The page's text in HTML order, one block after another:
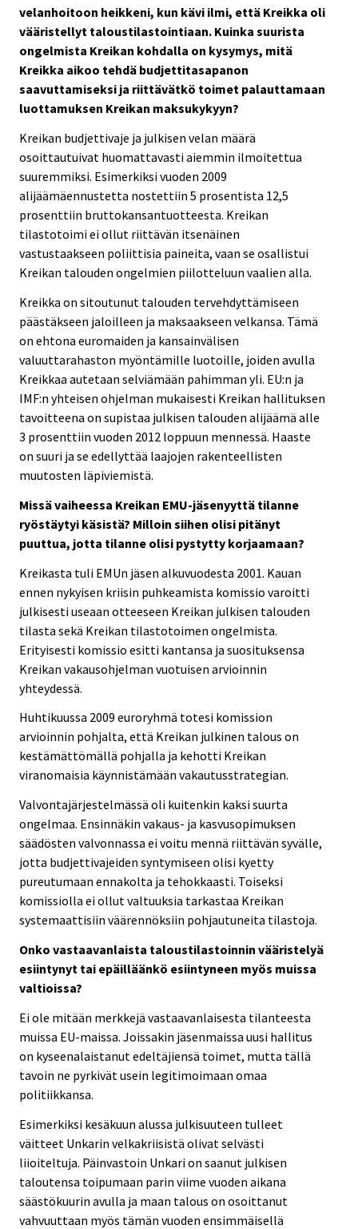
velanhoitoon heikkeni, kun kävi ilmi, että Kreikka oli
vääristellyt taloustilastointiaan. Kuinka suurista
ongelmista Kreikan kohdalla on kysymys, mitä
Kreikka aikoo tehdä budjettitasapanon
saavuttamiseksi ja riittävätkö toimet palauttamaan
luottamuksen Kreikan maksukykyyn?
Kreikan budjettivaje ja julkisen velan määrä
osoittautuivat huomattavasti aiemmin ilmoitettua
suuremmiksi. Esimerkiksi vuoden 2009
alijäämäennustetta nostettiin 5 prosentista 12,5
prosenttiin bruttokansantuotteesta. Kreikan
tilastotoimi ei ollut riittävän itsenäinen
vastustaakseen poliittisia paineita, vaan se osallistui
Kreikan talouden ongelmien piilotteluun vaalien alla.
Kreikka on sitoutunut talouden tervehdyttämiseen
päästäkseen jaloilleen ja maksaakseen velkansa. Tämä
on ehtona euromaiden ja kansainvälisen
valuuttarahaston myöntämille luotoille, joiden avulla
Kreikkaa autetaan selviämään pahimman yli. EU:n ja
IMF:n yhteisen ohjelman mukaisesti Kreikan hallituksen
tavoitteena on supistaa julkisen talouden alijäämä alle
3 prosenttiin vuoden 2012 loppuun mennessä. Haaste
on suuri ja se edellyttää laajojen rakenteellisten
muutosten läpiviemistä.
Missä vaiheessa Kreikan EMU-jäsenyyttä tilanne
ryöstäytyi käsistä? Milloin siihen olisi pitänyt
puuttua, jotta tilanne olisi pystytty korjaamaan?
Kreikasta tuli EMUn jäsen alkuvuodesta 2001. Kauan
ennen nykyisen kriisin puhkeamista komissio varoitti
julkisesti useaan otteeseen Kreikan julkisen talouden
tilasta sekä Kreikan tilastotoimen ongelmista.
Erityisesti komissio esitti kantansa ja suosituksensa
Kreikan vakausohjelman vuotuisen arvioinnin
yhteydessä.
Huhtikuussa 2009 euroryhmä totesi komission
arvioinnin pohjalta, että Kreikan julkinen talous on
kestämättömällä pohjalla ja kehotti Kreikan
viranomaisia käynnistämään vakautusstrategian.
Valvontajärjestelmässä oli kuitenkin kaksi suurta
ongelmaa. Ensinnäkin vakaus- ja kasvusopimuksen
säädösten valvonnassa ei voitu mennä riittävän syvälle,
jotta budjettivajeiden syntymiseen olisi kyetty
pureutumaan ennakolta ja tehokkaasti. Toiseksi
komissiolla ei ollut valtuuksia tarkastaa Kreikan
systemaattisiin väärennöksiin pohjautuneita tilastoja.
Onko vastaavanlaista taloustilastoinnin vääristelyä
esiintynyt tai epäilläänkö esiintyneen myös muissa
valtioissa?
Ei ole mitään merkkejä vastaavanlaisesta tilanteesta
muissa EU-maissa. Joissakin jäsenmaissa uusi hallitus
on kyseenalaistanut edeltäjiensä toimet, mutta tällä
tavoin ne pyrkivät usein legitimoimaan omaa
politiikkansa.
Esimerkiksi kesäkuun alussa julkisuuteen tulleet
väitteet Unkarin velkakriisistä olivat selvästi
liioiteltuja. Päinvastoin Unkari on saanut julkisen
taloutensa toipumaan parin viime vuoden aikana
säästökuurin avulla ja maan talous on osoittanut
vahvuuttaan myös tämän vuoden ensimmäisellä